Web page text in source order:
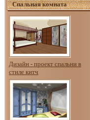
Спальная комната
Дизайн - проект спальни в
стиле китч